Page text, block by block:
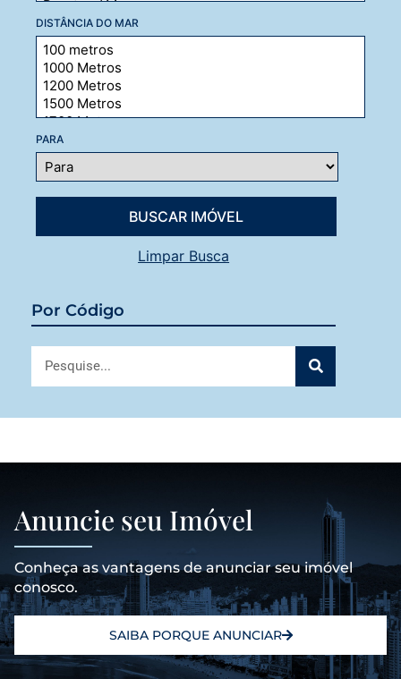
DISTÂNCIA DO MAR
PARA
Limpar Busca
Por Código
Anuncie seu Imóvel
Conheça as vantagens de anunciar seu imóvel
conosco.
SAIBA PORQUE ANUNCIAR